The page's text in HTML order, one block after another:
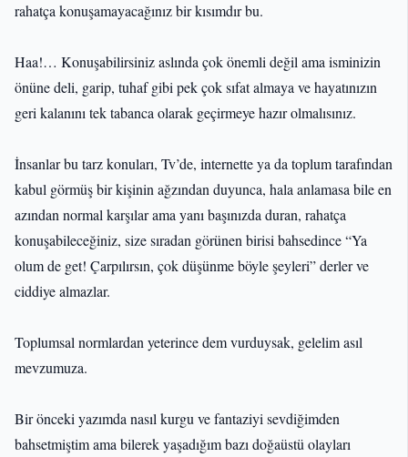
rahatça konuşamayacağınız bir kısımdır bu.
Haa!… Konuşabilirsiniz aslında çok önemli değil ama isminizin
önüne deli, garip, tuhaf gibi pek çok sıfat almaya ve hayatınızın
geri kalanını tek tabanca olarak geçirmeye hazır olmalısınız.
İnsanlar bu tarz konuları, Tv’de, internette ya da toplum tarafından
kabul görmüş bir kişinin ağzından duyunca, hala anlamasa bile en
azından normal karşılar ama yanı başınızda duran, rahatça
konuşabileceğiniz, size sıradan görünen birisi bahsedince “Ya
olum de get! Çarpılırsın, çok düşünme böyle şeyleri” derler ve
ciddiye almazlar.
Toplumsal normlardan yeterince dem vurduysak, gelelim asıl
mevzumuza.
Bir önceki yazımda nasıl kurgu ve fantaziyi sevdiğimden
bahsetmiştim ama bilerek yaşadığım bazı doğaüstü olayları